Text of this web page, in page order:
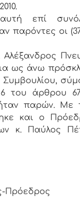
επί
παρόντες οι
ως άνω
Συμβουλίου,
6 του άρθρου
παρών. Με
και ο
κ. Παύλος
Πρόεδρος